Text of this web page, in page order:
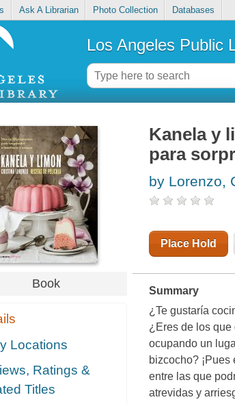
Ask A Librarian Photo Collection Databases
Los Angeles Public
Book
Locations
Ratings &
Titles
Kanela y
para
by Lorenzo,
Place Hold
Summary
¿Te gustaría
¿Eres de los
ocupando un
bizcocho?
entre las que
atrevidas y